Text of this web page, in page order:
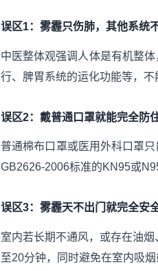
误区1：雾霾只伤肺，其他系统
中医整体观强调人体是有机整
行、脾胃系统的运化功能等，不
误区2：戴普通口罩就能完全防
普通棉布口罩或医用外科口罩
GB2626-2006标准的KN95或
误区3：雾霾天不出门就完全安
室内若长期不通风，或存在油
至20分钟，同时避免在室内吸